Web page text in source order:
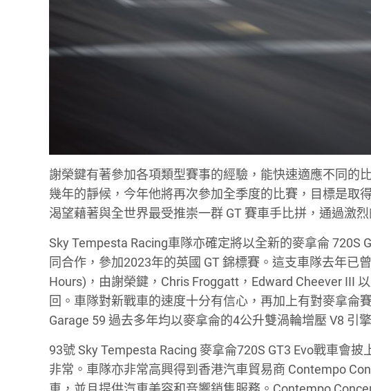
謝榮鍵有著參加各項類型賽事的經驗，能快速適應不同的
幾年的靜候，今年他將再次參加全季度的比賽，目標是取
渴望藉著與全世界最受推崇一群 GT 賽車手比拼，通過激
Sky Tempesta Racing車隊亦確定將以全新的麥拿侖 720S
同合作，參加2023年的英國 GT 錦標賽。這支車隊去年已
Hours)，由謝榮鍵，Chris Froggatt，Edward Cheever III
回。車隊對新戰車的速度十分有信心，再加上有對麥拿侖
Garage 59 過去多年均以麥拿侖的4公升雙渦輪增壓 V8 引
93號 Sky Tempesta Racing 麥拿侖720S GT3 Evo戰車會
非常。車隊亦非常高興得到香港汽車貿易商 Contempo